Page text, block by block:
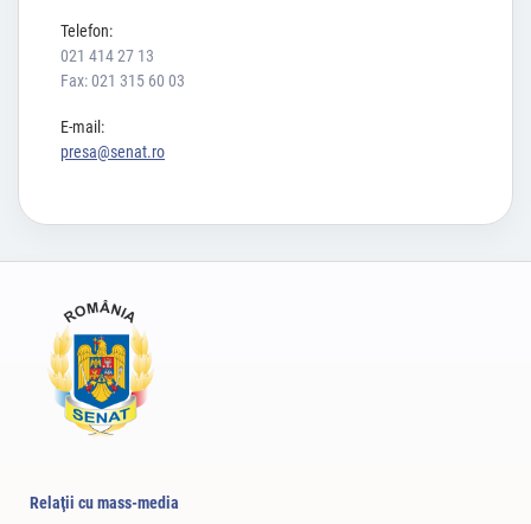
Telefon:
021 414 27 13
Fax: 021 315 60 03
E-mail:
presa@senat.ro
Relaţii cu mass-media